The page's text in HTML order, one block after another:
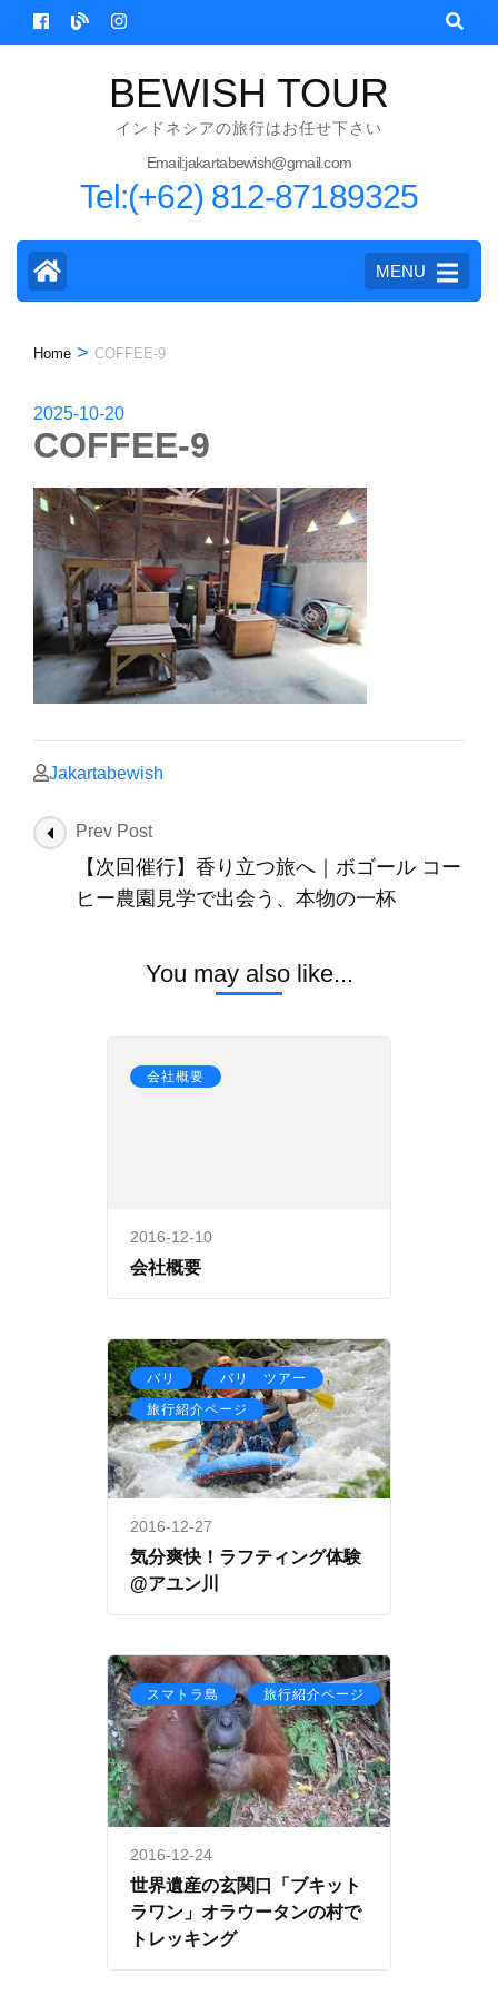
Skip
to
BEWISH TOUR
インドネシアの旅行はお任せ下さい
Email:jakartabewish@gmail.com
Tel:(+62) 812-87189325
MENU
Home > COFFEE-9
2025-10-20
COFFEE-9
Jakartabewish
Post
Navigation
Prev Post
【次回催行】香り立つ旅へ｜ボゴール コー
ヒー農園見学で出会う、本物の一杯
You may also like...
会社概要
2016-12-10
会社概要
バリ , バリ ツアー ,
旅行紹介ページ
2016-12-27
気分爽快！ラフティング体験
@アユン川
スマトラ島 , 旅行紹介ページ
2016-12-24
世界遺産の玄関口「ブキット
ラワン」オラウータンの村で
トレッキング